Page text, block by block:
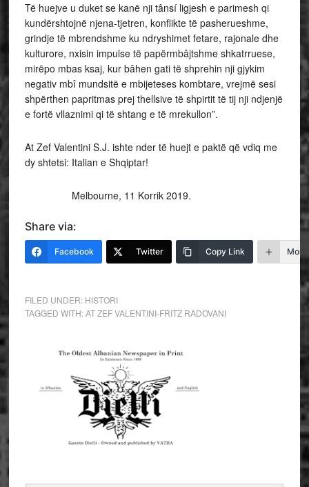
Të huejve u duket se kanë nji tânsí ligjesh e parimesh qi
kundërshtojnë njena-tjetren, konflikte të pasherueshme,
grindje të mbrendshme ku ndryshimet fetare, rajonale dhe
kulturore, nxisin impulse të papërmbâjtshme shkatrruese,
mirëpo mbas ksaj, kur bâhen gati të shprehin nji gjykim
negativ mbî mundsitë e mbijeteses kombtare, vrejmë sesi
shpërthen papritmas prej thellsive të shpirtit të tij nji ndjenjë
e fortë vllaznimi qi të shtang e të mrekullon”.
At Zef Valentini S.J. ishte nder të huejt e paktë që vdiq me
dy shtetsi: Italian e Shqiptar!
Melbourne, 11 Korrik 2019.
Share via:
Facebook Twitter Copy Link More
FILED UNDER: HISTORI
TAGGED WITH:AT ZEF VALENTINI-FRITZ RADOVANI